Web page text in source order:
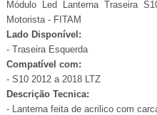
Módulo Led Lanterna Traseira
Motorista - FITAM
Lado Disponível:
- Traseira Esquerda
Compatível com:
- S10 2012 a 2018 LTZ
Descrição Tecnica:
- Lanterna feita de acrilico com